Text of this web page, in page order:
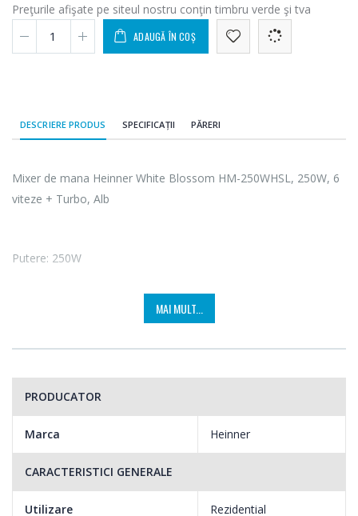
Preţurile afişate pe siteul nostru conţin timbru verde şi tva
ADAUGĂ ÎN COȘ
DESCRIERE PRODUS SPECIFICAȚII PĂRERI
Mixer de mana Heinner White Blossom HM-250WHSL, 250W, 6
viteze + Turbo, Alb
Putere: 250W
Cu o putere de 250W, mixerul de mana Heinner HM-250WHSL
amesteca si framanta, pentru ca tu sa prepari acasa, simplu si
bucatarie.
Teluri si carlige din inox
Toate ingredientele sunt batute spuma, amestecate si
MAI MULT...
PRODUCATOR
Marca Heinner
CARACTERISTICI GENERALE
Utilizare Rezidential
799,00 Lei 199,00 Lei